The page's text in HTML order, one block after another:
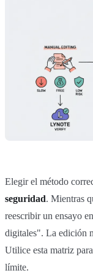
Elegir el método
seguridad. Mientras
reescribir un ensayo
digitales". La edición
Utilice esta matriz
límite.